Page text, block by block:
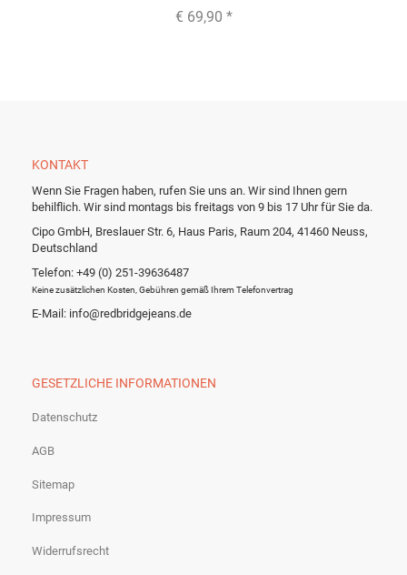
€ 69,90 *
KONTAKT
Wenn Sie Fragen haben, rufen Sie uns an. Wir sind Ihnen gern
behilflich. Wir sind montags bis freitags von 9 bis 17 Uhr für Sie da.
Cipo GmbH, Breslauer Str. 6, Haus Paris, Raum 204, 41460 Neuss,
Deutschland
Telefon: +49 (0) 251-39636487
Keine zusätzlichen Kosten, Gebühren gemäß Ihrem Telefonvertrag
E-Mail: info@redbridgejeans.de
GESETZLICHE INFORMATIONEN
Datenschutz
AGB
Sitemap
Impressum
Widerrufsrecht